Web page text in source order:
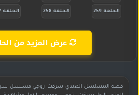
الحلقة 259 الحلقة 258 الحلقة 257
عرض المزيد من
قصة المسلسل الهندي سرقت زوجي,مسلسل